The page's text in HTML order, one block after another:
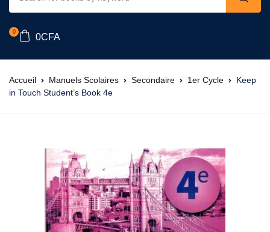
0
0CFA
Accueil Manuels Scolaires Secondaire 1er Cycle
Keep
in Touch Student’s Book 4e